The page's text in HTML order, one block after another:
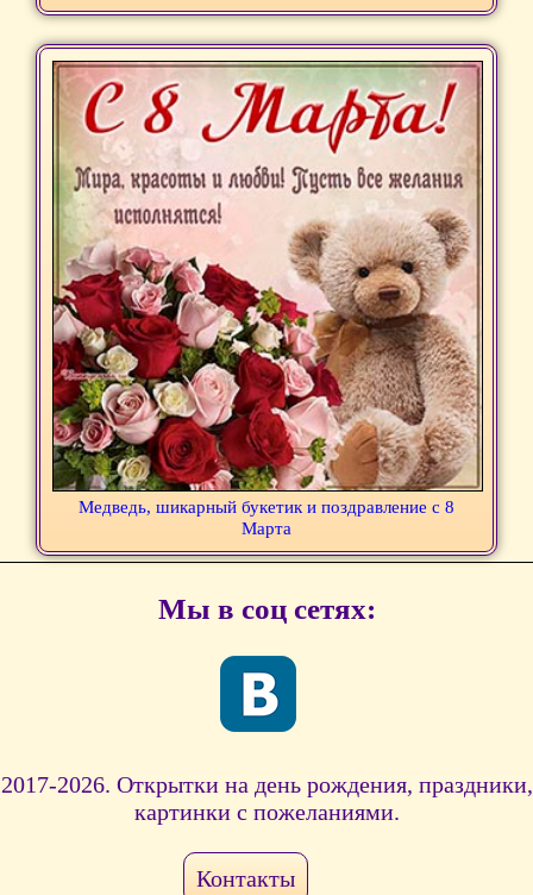
Медведь, шикарный букетик и поздравление с 8
Марта
Мы в соц сетях:
2017-2026. Открытки на день рождения, праздники,
картинки с пожеланиями.
Контакты